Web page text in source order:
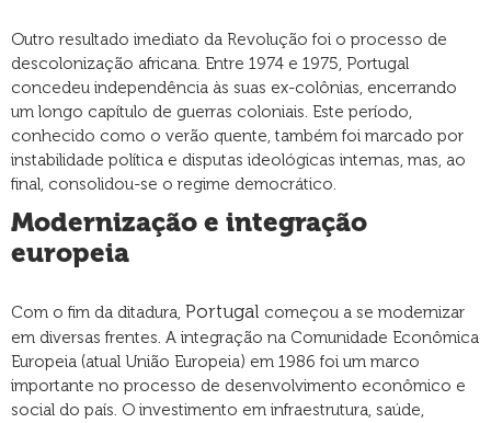
Outro resultado imediato da Revolução foi o processo de
descolonização africana. Entre 1974 e 1975, Portugal
concedeu independência às suas ex-colônias, encerrando
um longo capítulo de guerras coloniais. Este período,
conhecido como o verão quente, também foi marcado por
instabilidade política e disputas ideológicas internas, mas, ao
final, consolidou-se o regime democrático.
Modernização e integração
europeia
Com o fim da ditadura, Portugal começou a se modernizar
em diversas frentes. A integração na Comunidade Econômica
Europeia (atual União Europeia) em 1986 foi um marco
importante no processo de desenvolvimento econômico e
social do país. O investimento em infraestrutura, saúde,